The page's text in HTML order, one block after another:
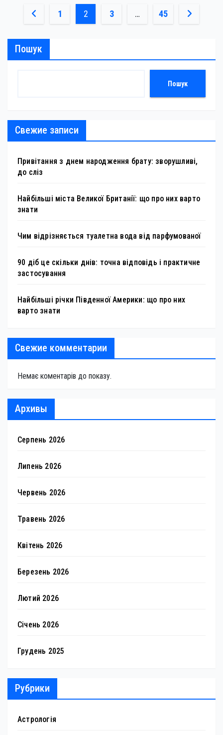
Пагінація
записів
1 2 3 … 45
Пошук
Пошук
Свежие записи
Привітання з днем народження брату: зворушливі,
до сліз
Найбільші міста Великої Британії: що про них варто
знати
Чим відрізняється туалетна вода від парфумованої
90 діб це скільки днів: точна відповідь і практичне
застосування
Найбільші річки Південної Америки: що про них
варто знати
Свежие комментарии
Немає коментарів до показу.
Архивы
Серпень 2026
Липень 2026
Червень 2026
Травень 2026
Квітень 2026
Березень 2026
Лютий 2026
Січень 2026
Грудень 2025
Рубрики
Астрологія